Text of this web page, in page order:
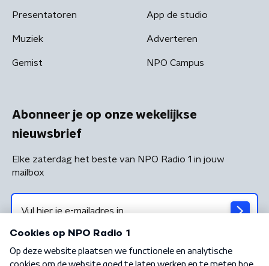
Presentatoren
Muziek
Gemist
App de studio
Adverteren
NPO Campus
Abonneer je op onze wekelijkse
nieuwsbrief
Elke zaterdag het beste van NPO Radio 1 in jouw
mailbox